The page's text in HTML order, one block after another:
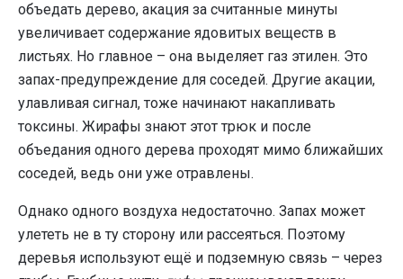
объедать дерево, акация за считанные минуты
увеличивает содержание ядовитых веществ в
листьях. Но главное – она выделяет газ этилен. Это
запах-предупреждение для соседей. Другие акации,
улавливая сигнал, тоже начинают накапливать
токсины. Жирафы знают этот трюк и после
объедания одного дерева проходят мимо ближайших
соседей, ведь они уже отравлены.
Однако одного воздуха недостаточно. Запах может
улететь не в ту сторону или рассеяться. Поэтому
деревья используют ещё и подземную связь – через